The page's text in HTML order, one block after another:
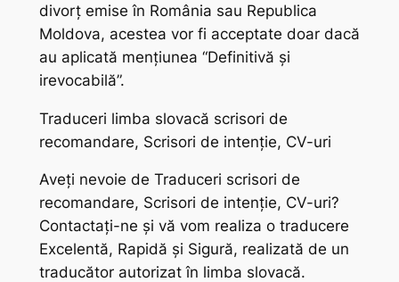
divorț emise în România sau Republica
Moldova, acestea vor fi acceptate doar dacă
au aplicată mențiunea “Definitivă și
irevocabilă”.
Traduceri limba slovacă scrisori de
recomandare, Scrisori de intenție, CV-uri
Aveți nevoie de Traduceri scrisori de
recomandare, Scrisori de intenție, CV-uri?
Contactați-ne și vă vom realiza o traducere
Excelentă, Rapidă și Sigură, realizată de un
traducător autorizat în limba slovacă.